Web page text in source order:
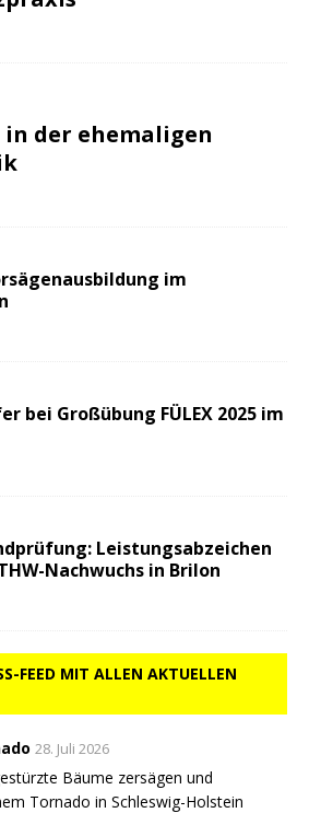
der ehemaligen
im
bei Großübung FÜLEX 2025 im
Leistungsabzeichen
Nachwuchs in Brilon
FEED MIT ALLEN AKTUELLEN
28. Juli 2026
Bäume zersägen und
Tornado in Schleswig-Holstein